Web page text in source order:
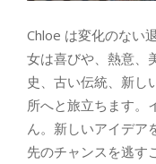
Chloe は変化のない
女は喜びや、熱意、
史、古い伝統、新し
所へと旅立ちます。
ん。新しいアイデア
先のチャンスを逃す